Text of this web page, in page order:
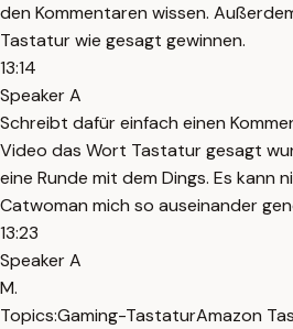
den Kommentaren wissen.
Tastatur wie gesagt gewinnen.
13:14
Speaker A
Schreibt dafür einfach einen
Video das Wort Tastatur gesagt
eine Runde mit dem Dings. Es kann
Catwoman mich so auseinander
13:23
Speaker A
M.
Topics:Gaming-TastaturAmazon